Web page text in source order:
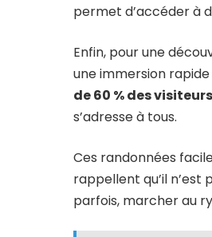
permet d’accéder à
Enfin, pour une
une immersion
de 60 % des
s’adresse à tous.
Ces randonnées
rappellent qu’il
parfois, marcher au